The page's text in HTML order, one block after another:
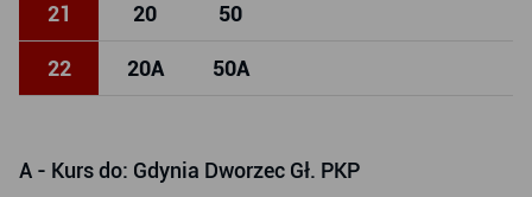
21 20 50
22 20A 50A
A - Kurs do: Gdynia Dworzec Gł. PKP